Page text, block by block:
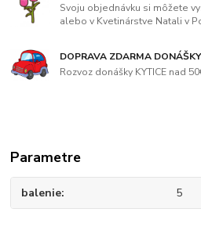
Svoju objednávku si môžete
alebo v Kvetinárstve Natali v
DOPRAVA ZDARMA
Rozvoz donášky KYTICE nad
Parametre
balenie 5